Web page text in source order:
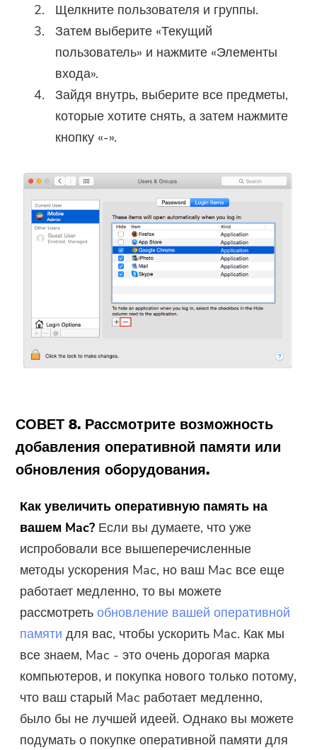
Щелкните пользователя и группы.
Затем выберите «Текущий
пользователь» и нажмите «Элементы
входа».
Зайдя внутрь, выберите все предметы,
которые хотите снять, а затем нажмите
кнопку «-».
СОВЕТ 8. Рассмотрите возможность
добавления оперативной памяти или
обновления оборудования.
Как увеличить оперативную память на
вашем Mac? Если вы думаете, что уже
испробовали все вышеперечисленные
методы ускорения Mac, но ваш Mac все еще
работает медленно, то вы можете
рассмотретьобновление вашей оперативной
памяти для вас, чтобы ускорить Mac. Как мы
все знаем, Mac - это очень дорогая марка
компьютеров, и покупка нового только потому,
что ваш старый Mac работает медленно,
было бы не лучшей идеей. Однако вы можете
подумать о покупке оперативной памяти для